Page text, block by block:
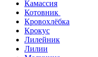
Камассия
Котовник
Кровохлёбка
Крокус
Лилейник
Лилии